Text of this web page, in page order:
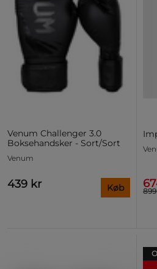
Venum Challenger 3.0
Boksehandsker - Sort/Sort
Venum
439 kr Køb